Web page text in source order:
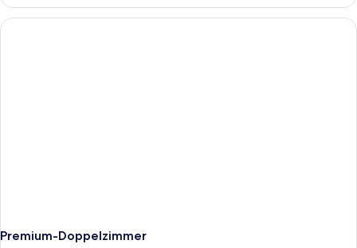
Premium-Doppelzimmer